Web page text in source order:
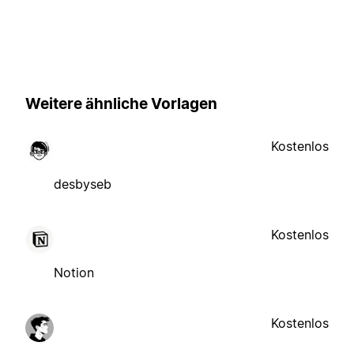
Weitere ähnliche Vorlagen
desbyseb
Kostenlos
Notion
Kostenlos
Kostenlos